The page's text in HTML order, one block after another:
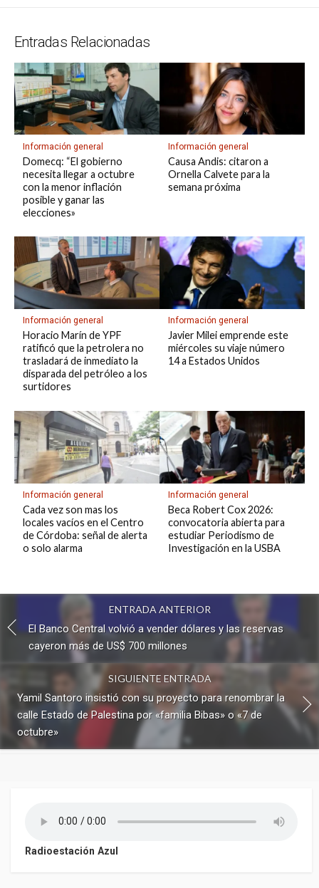
p
k
k
tir
Entradas Relacionadas
Información general
Domecq: “El gobierno
necesita llegar a octubre
con la menor inflación
posible y ganar las
elecciones»
Información general
Causa Andis: citaron a
Ornella Calvete para la
semana próxima
Información general
Horacio Marín de YPF
ratificó que la petrolera no
trasladará de inmediato la
disparada del petróleo a los
surtidores
Información general
Javier Milei emprende este
miércoles su viaje número
14 a Estados Unidos
Información general
Cada vez son mas los
locales vacíos en el Centro
de Córdoba: señal de alerta
o solo alarma
Información general
Beca Robert Cox 2026:
convocatoria abierta para
estudiar Periodismo de
Investigación en la USBA
ENTRADA ANTERIOR
El Banco Central volvió a vender dólares y las reservas
cayeron más de US$ 700 millones
SIGUIENTE ENTRADA
Yamil Santoro insistió con su proyecto para renombrar la
calle Estado de Palestina por «familia Bibas» o «7 de
octubre»
Radioestación Azul